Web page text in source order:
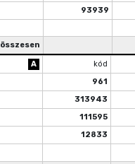
93939
összesen
A kód
961
313943
111595
12833